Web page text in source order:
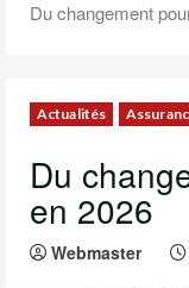
Du changement
Actualités
Du
en 2026
Webmaster